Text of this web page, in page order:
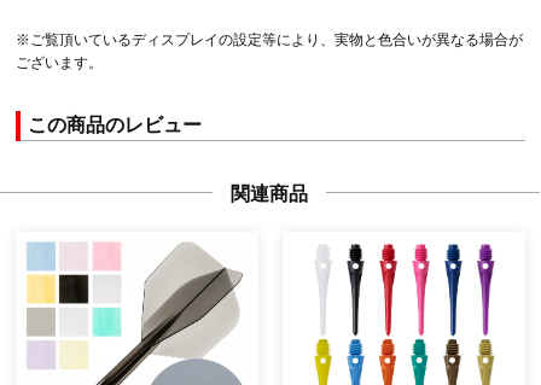
※ご覧頂いているディスプレイの設定等により、実物と色合いが異なる場合が
ございます。
この商品のレビュー
関連商品